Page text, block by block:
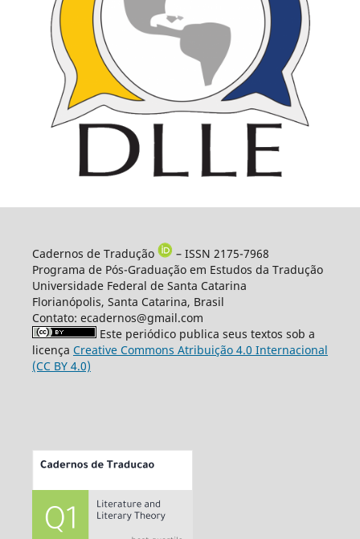
Cadernos de Tradução
– ISSN 2175-7968
Programa de Pós-Graduação em Estudos da Tradução
Universidade Federal de Santa Catarina
Florianópolis, Santa Catarina, Brasil
Contato: ecadernos@gmail.com
Este periódico publica seus textos sob a
licença Creative Commons Atribuição 4.0 Internacional
(CC BY 4.0)